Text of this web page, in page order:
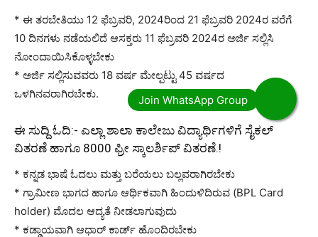
* ಈ ತರಬೇತಿಯು 12 ಫೆಬ್ರವರಿ, 2024ರಿಂದ 21 ಫೆಬ್ರವರಿ 2024ರ ವರೆಗೆ
10 ದಿನಗಳು ನಡೆಯಲಿದೆ ಆಸಕ್ತರು 11 ಫೆಬ್ರವರಿ 2024ರ ಅರ್ಜಿ ಸಲ್ಲಿಸಿ
ನೋಂದಾಯಿಸಿಕೊಳ್ಳಬೇಕು
* ಅರ್ಜಿ ಸಲ್ಲಿಸುವವರು 18 ವರ್ಷ ಮೇಲ್ಪಟ್ಟು 45 ವರ್ಷದ
ಒಳಗಿನವರಾಗಿರಬೇಕು.
ಈ ಸುದ್ದಿ ಓದಿ:- ಎಲ್ಲಾ ಶಾಲಾ ಕಾಲೇಜು ವಿದ್ಯಾರ್ಥಿಗಳಿಗೆ ಸೈಕಲ್
ವಿತರಣೆ ಹಾಗೂ 8000 ಫ್ರೀ ಸ್ಕಾಲರ್ಶಿಪ್ ವಿತರಣೆ.!
* ಕನ್ನಡ ಭಾಷೆ ಓದಲು ಮತ್ತು ಬರೆಯಲು ಬಲ್ಲವರಾಗಿರಬೇಕು
* ಗ್ರಾಮೀಣ ಭಾಗದ ಹಾಗೂ ಆರ್ಥಿಕವಾಗಿ ಹಿಂದುಳಿದಿರುವ (BPL Card
holder) ಮೊದಲ ಆದ್ಯತೆ ನೀಡಲಾಗುವುದು
* ಕಡ್ಡಾಯವಾಗಿ ಆಧಾರ್ ಕಾರ್ಡ್ ಹೊಂದಿರಬೇಕು